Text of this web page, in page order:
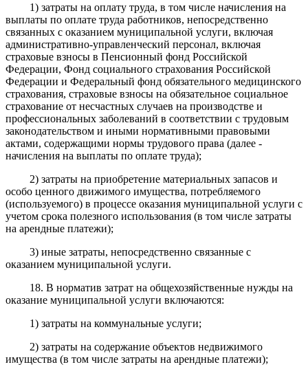
1) затраты на оплату труда, в том числе начисления на
выплаты по оплате труда работников, непосредственно
связанных с оказанием муниципальной услуги, включая
административно-управленческий персонал, включая
страховые взносы в Пенсионный фонд Российской
Федерации, Фонд социального страхования Российской
Федерации и Федеральный фонд обязательного медицинского
страхования, страховые взносы на обязательное социальное
страхование от несчастных случаев на производстве и
профессиональных заболеваний в соответствии с трудовым
законодательством и иными нормативными правовыми
актами, содержащими нормы трудового права (далее -
начисления на выплаты по оплате труда);
2) затраты на приобретение материальных запасов и
особо ценного движимого имущества, потребляемого
(используемого) в процессе оказания муниципальной услуги с
учетом срока полезного использования (в том числе затраты
на арендные платежи);
3) иные затраты, непосредственно связанные с
оказанием муниципальной услуги.
18. В норматив затрат на общехозяйственные нужды на
оказание муниципальной услуги включаются:
1) затраты на коммунальные услуги;
2) затраты на содержание объектов недвижимого
имущества (в том числе затраты на арендные платежи);